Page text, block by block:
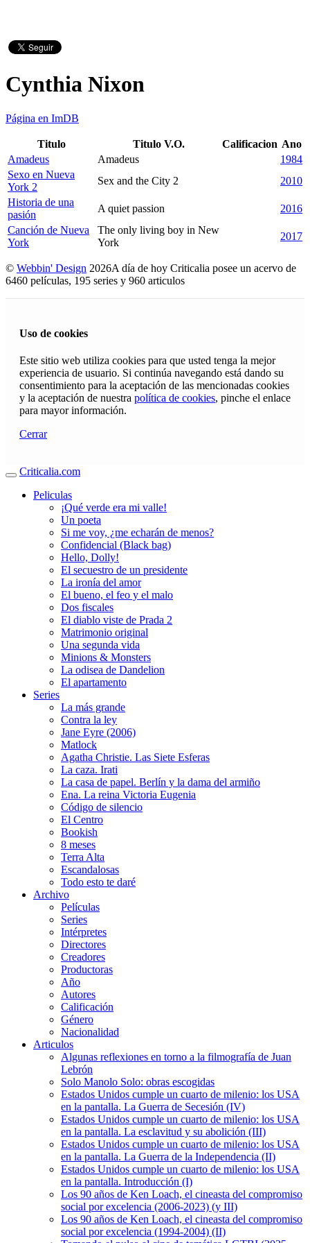
Cynthia Nixon
Página en ImDB
Titulo Titulo V.O. Calificacion Ano
Amadeus
Amadeus
1984
Sexo en Nueva
York 2
Sex and the City 2
2010
Historia de una
pasión
A quiet passion
2016
Canción de Nueva
York
The only living boy in New
York
2017
© Webbin' Design 2026A día de hoy Criticalia posee un acervo de
6460 películas, 195 series y 960 articulos
Uso de cookies
Este sitio web utiliza cookies para que usted tenga la mejor
experiencia de usuario. Si continúa navegando está dando su
consentimiento para la aceptación de las mencionadas cookies
y la aceptación de nuestra política de cookies, pinche el enlace
para mayor información.
Cerrar
Criticalia.com
Peliculas
¡Qué verde era mi valle!
Un poeta
Si me voy, ¿me echarán de menos?
Confidencial (Black bag)
Hello, Dolly!
El secuestro de un presidente
La ironía del amor
El bueno, el feo y el malo
Dos fiscales
El diablo viste de Prada 2
Matrimonio original
Una segunda vida
Minions & Monsters
La odisea de Dandelion
El apartamento
Series
La más grande
Contra la ley
Jane Eyre (2006)
Matlock
Agatha Christie. Las Siete Esferas
La caza. Irati
La casa de papel. Berlín y la dama del armiño
Ena. La reina Victoria Eugenia
Código de silencio
El Centro
Bookish
8 meses
Terra Alta
Escandalosas
Todo esto te daré
Archivo
Películas
Series
Intérpretes
Directores
Creadores
Productoras
Año
Autores
Calificación
Género
Nacionalidad
Articulos
Algunas reflexiones en torno a la filmografía de Juan
Lebrón
Solo Manolo Solo: obras escogidas
Estados Unidos cumple un cuarto de milenio: los USA
en la pantalla. La Guerra de Secesión (IV)
Estados Unidos cumple un cuarto de milenio: los USA
en la pantalla. La esclavitud y su abolición (III)
Estados Unidos cumple un cuarto de milenio: los USA
en la pantalla. La Guerra de la Independencia (II)
Estados Unidos cumple un cuarto de milenio: los USA
en la pantalla. Introducción (I)
Los 90 años de Ken Loach, el cineasta del compromiso
social por excelencia (2006-2023) (y III)
Los 90 años de Ken Loach, el cineasta del compromiso
social por excelencia (1994-2004) (II)